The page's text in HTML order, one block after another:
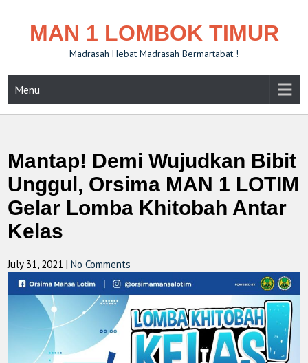
MAN 1 LOMBOK TIMUR
Madrasah Hebat Madrasah Bermartabat !
Menu
Mantap! Demi Wujudkan Bibit
Unggul, Orsima MAN 1 LOTIM
Gelar Lomba Khitobah Antar
Kelas
July 31, 2021 |No Comments